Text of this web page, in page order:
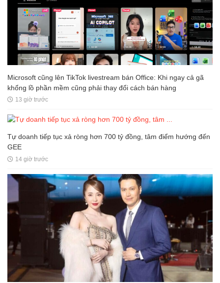
Microsoft cũng lên TikTok livestream bán Office: Khi ngay cả gã
khổng lồ phần mềm cũng phải thay đổi cách bán hàng
13 giờ trước
Tự doanh tiếp tục xả ròng hơn 700 tỷ đồng, tâm điểm hướng đến
GEE
14 giờ trước